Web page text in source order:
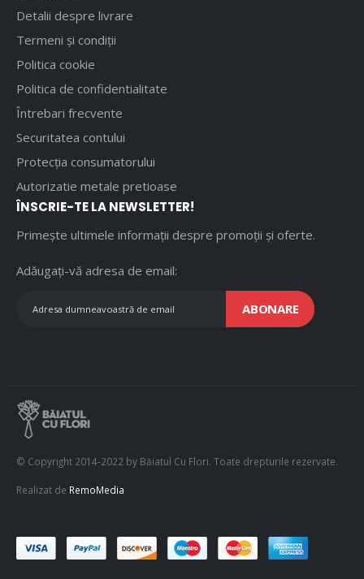
Detalii despre livrare
Termeni și condiții
Politica cookie
Politica de confidentialitate
Întrebari frecvente
Securitatea contului
Protecția consumatorului
Autorizatie metale pretioase
ÎNSCRIE-TE LA NEWSLETTER!
Primește ultimele informații despre promoții și oferte.
Adăugați-vă adresa de email:
ABONARE
© Copyright 2014-2022 by Băiatul Cu Flori. Toate drepturile rezervate.
Realizat de RemoMedia